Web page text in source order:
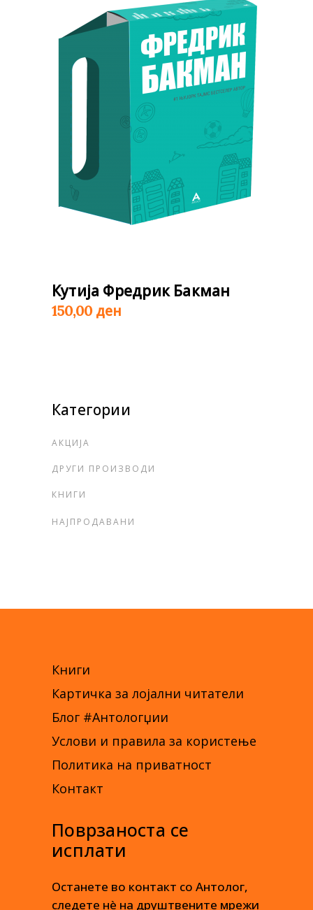
Кутија Фредрик Бакман
150,00 ден
Категории
АКЦИЈА
ДРУГИ ПРОИЗВОДИ
КНИГИ
НАЈПРОДАВАНИ
Книги
Картичка за лојални читатели
Блог #Антологџии
Услови и правила за користење
Политика на приватност
Контакт
Поврзаноста се
исплати
Останете во контакт со Антолог,
следете нè на друштвените мрежи